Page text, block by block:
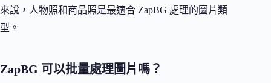
來說，人物照和商品照是最適合 ZapBG 處理的圖片類
型。
ZapBG 可以批量處理圖片嗎？